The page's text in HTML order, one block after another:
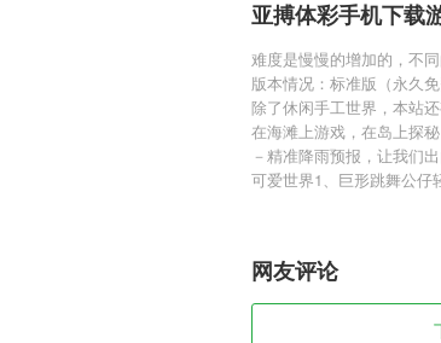
亚搏体彩手机下载
难度是慢慢的增加的，不
版本情况：标准版（永久免
除了休闲手工世界，本站
在海滩上游戏，在岛上探
－精准降雨预报，让我们
可爱世界1、巨形跳舞公仔
网友评论